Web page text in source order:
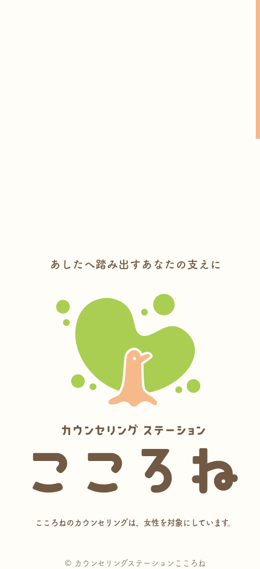
あしたへ踏み出すあなたの支えに
こころねのカウンセリングは、女性を対象にしています。
© カウンセリングステーションこころね